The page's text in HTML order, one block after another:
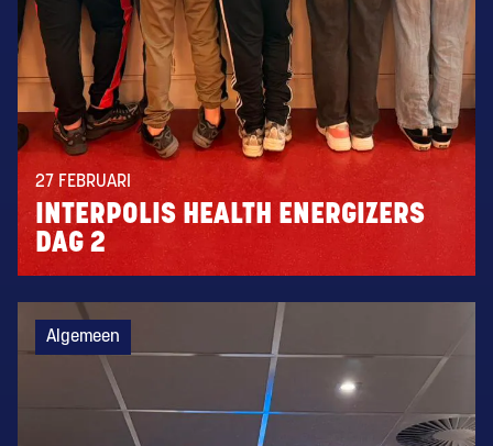
27 FEBRUARI
INTERPOLIS HEALTH ENERGIZERS
DAG 2
Algemeen